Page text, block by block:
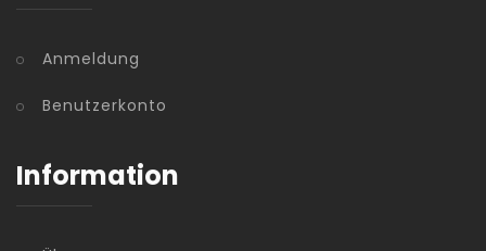
Anmeldung
Benutzerkonto
Information